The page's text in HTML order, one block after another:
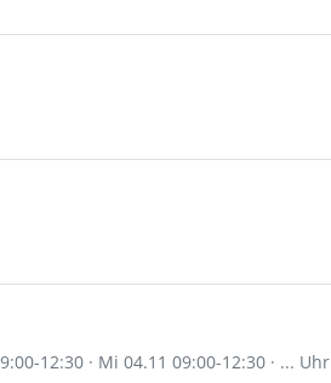
12:30 · Mi 04.11 09:00-12:30 · ... Uhr